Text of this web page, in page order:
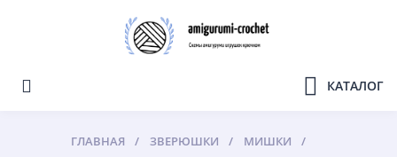
КАТАЛОГ
ГЛАВНАЯ ЗВЕРЮШКИ
МИШКИ